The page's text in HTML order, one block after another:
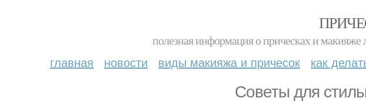
полезная информация о прическах и макияже
главная новости виды макияжа и причесок как
Советы для